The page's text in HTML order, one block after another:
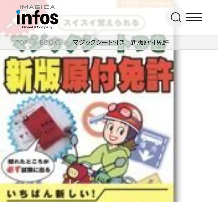
IP / MEDIA
事業紹介 TOP
出版事業
ライトアニメ事業
メディア事業
イベント事業／
配信事業
アパレル事業
COMPANY
会社情報 TOP
企業理念
会社概要
アクセス
RECRUIT
採用情報 TOP
新卒採用
中途・
ONLINE SHOP
TOP BOOKS マジックシート付き 新版原付免許